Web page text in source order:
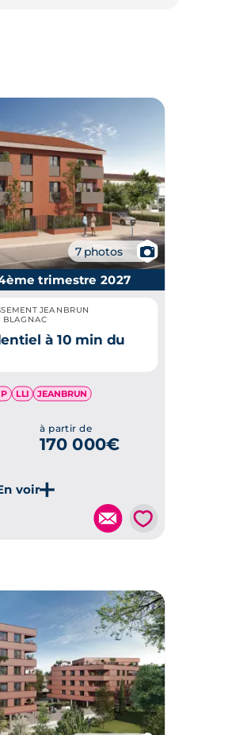
7 photos 📷
ce programme
trimestre 2027
JEANBRUN
BLAGNAC
à 10 min du
LLI JEANBRUN
à partir de
170 000€
💗